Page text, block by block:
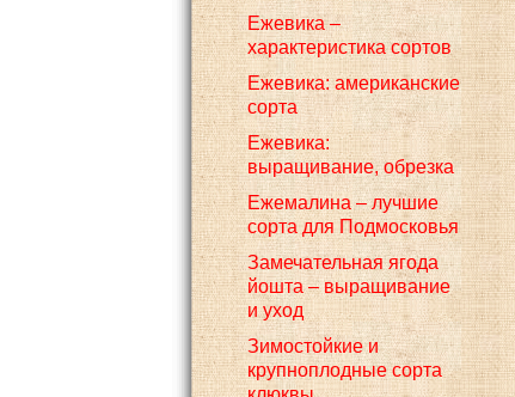
Ежевика –
характеристика сортов
Ежевика: американские
сорта
Ежевика:
выращивание, обрезка
Ежемалина – лучшие
сорта для Подмосковья
Замечательная ягода
йошта – выращивание
и уход
Зимостойкие и
крупноплодные сорта